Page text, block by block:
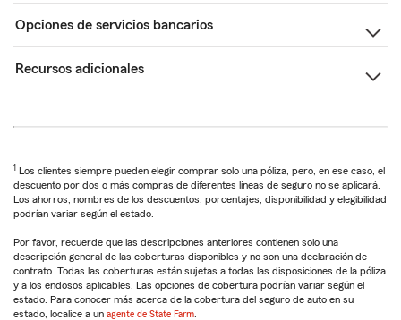
Opciones de servicios bancarios
Recursos adicionales
1 Los clientes siempre pueden elegir comprar solo una póliza, pero, en ese caso, el
descuento por dos o más compras de diferentes líneas de seguro no se aplicará.
Los ahorros, nombres de los descuentos, porcentajes, disponibilidad y elegibilidad
podrían variar según el estado.
Por favor, recuerde que las descripciones anteriores contienen solo una
descripción general de las coberturas disponibles y no son una declaración de
contrato. Todas las coberturas están sujetas a todas las disposiciones de la póliza
y a los endosos aplicables. Las opciones de cobertura podrían variar según el
estado. Para conocer más acerca de la cobertura del seguro de auto en su
estado, localice a un agente de State Farm